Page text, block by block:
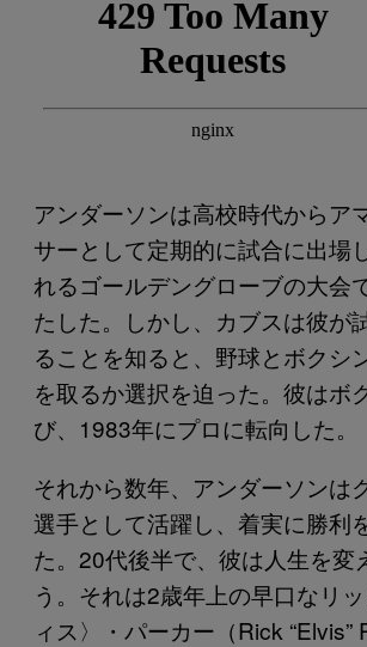
アンダーソンは高校時代からア
サーとして定期的に試合に出場
れるゴールデングローブの大会
たした。しかし、カブスは彼が
ることを知ると、野球とボクシ
を取るか選択を迫った。彼はボ
び、1983年にプロに転向した。
それから数年、アンダーソンは
選手として活躍し、着実に勝利
た。20代後半で、彼は人生を変
う。それは2歳年上の早口なリ
ィス〉・パーカー（Rick “Elvis”